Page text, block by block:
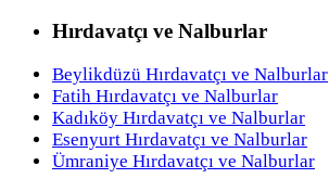
Hırdavatçı ve Nalburlar
Beylikdüzü Hırdavatçı ve Nalburlar
Fatih Hırdavatçı ve Nalburlar
Kadıköy Hırdavatçı ve Nalburlar
Esenyurt Hırdavatçı ve Nalburlar
Ümraniye Hırdavatçı ve Nalburlar